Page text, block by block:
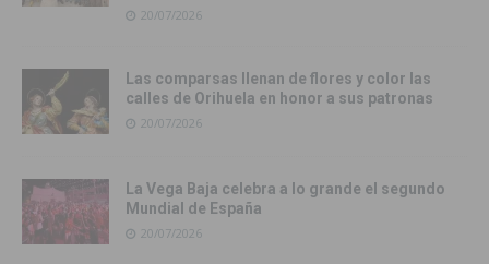
20/07/2026
Las comparsas llenan de flores y color las
calles de Orihuela en honor a sus patronas
20/07/2026
La Vega Baja celebra a lo grande el segundo
Mundial de España
20/07/2026